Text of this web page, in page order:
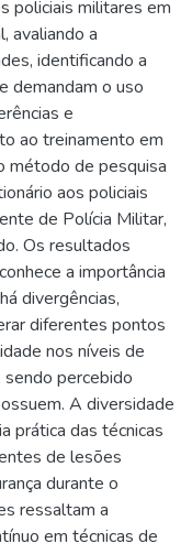
policiais militares em
avaliando a
identificando a
demandam o uso
e
ao treinamento em
método de pesquisa
aos policiais
de Polícia Militar,
Os resultados
a importância
divergências,
diferentes pontos
nos níveis de
sendo percebido
A diversidade
prática das técnicas
de lesões
durante o
ressaltam a
em técnicas de